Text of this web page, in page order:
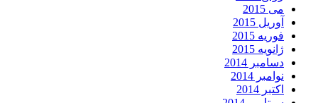
می 2015
آوریل 2015
فوریه 2015
ژانویه 2015
دسامبر 2014
نوامبر 2014
اکتبر 2014